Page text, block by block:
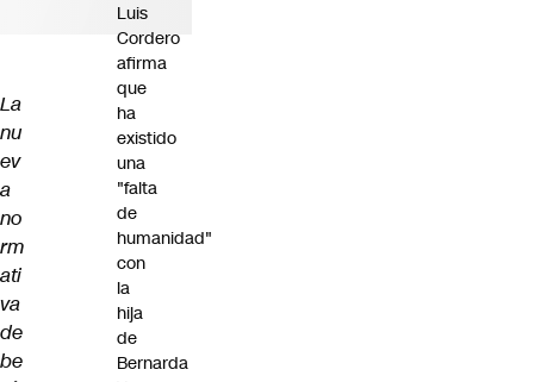
La
nu
ev
a
no
rm
ati
va
de
be
Luis
Cordero
afirma
que
ha
existido
una
"falta
de
humanidad"
con
la
hija
de
Bernarda